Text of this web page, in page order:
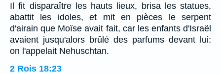
Il fit disparaître les hauts lieux, brisa les statues,
abattit les idoles, et mit en pièces le serpent
d'airain que Moïse avait fait, car les enfants d'Israël
avaient jusqu'alors brûlé des parfums devant lui:
on l'appelait Nehuschtan.
2 Rois 18:23